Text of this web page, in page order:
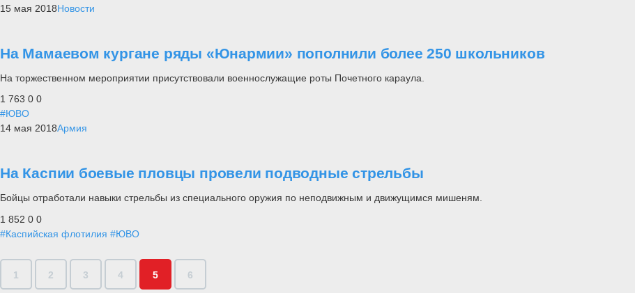
15 мая 2018Новости
На Мамаевом кургане ряды «Юнармии» пополнили более 250 школьников
На торжественном мероприятии присутствовали военнослужащие роты Почетного караула.
1 763 0 0
#ЮВО
14 мая 2018Армия
На Каспии боевые пловцы провели подводные стрельбы
Бойцы отработали навыки стрельбы из специального оружия по неподвижным и движущимся мишеням.
1 852 0 0
#Каспийская флотилия #ЮВО
1 2 3 4 5 6